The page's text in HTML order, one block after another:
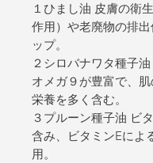
１ひまし油 皮膚の衛
作用）や老廃物の排
ップ。
２シロバナワタ種子油
オメガ９が豊富で、肌
栄養を多く含む。
３プルーン種子油 ビ
含み、ビタミンEによ
用。